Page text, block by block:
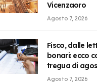
Vicenzaoro
Agosto 7, 2026
Fisco, dalle
bonari: ecco
tregua di
Agosto 7, 2026